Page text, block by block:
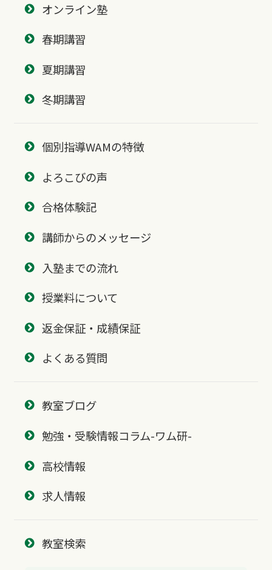
オンライン塾
春期講習
夏期講習
冬期講習
個別指導WAMの特徴
よろこびの声
合格体験記
講師からのメッセージ
入塾までの流れ
授業料について
返金保証・成績保証
よくある質問
教室ブログ
勉強・受験情報コラム-ワム研-
高校情報
求人情報
教室検索